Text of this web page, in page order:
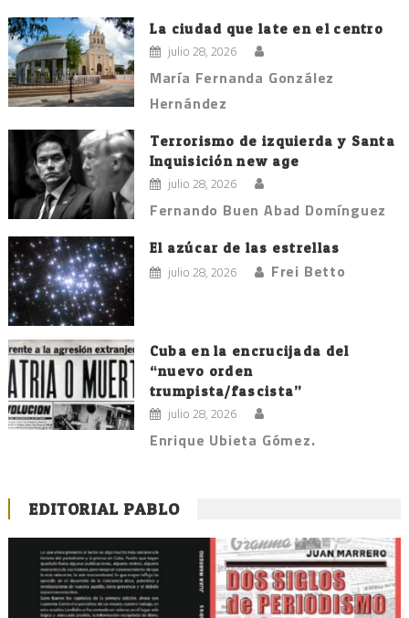
La ciudad que late en el centro
julio 28, 2026
María Fernanda González
Hernández
Terrorismo de izquierda y Santa
Inquisición new age
julio 28, 2026
Fernando Buen Abad Domínguez
El azúcar de las estrellas
julio 28, 2026 Frei Betto
Cuba en la encrucijada del
“nuevo orden
trumpista/fascista”
julio 28, 2026
Enrique Ubieta Gómez.
EDITORIAL PABLO